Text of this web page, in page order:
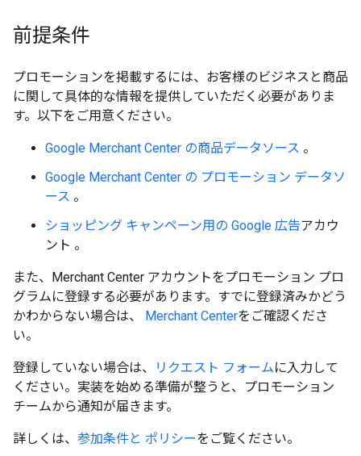
前提条件
プロモーションを掲載するには、お客様のビジネスと商品
に関して具体的な情報を提供していただく必要がありま
す。以下をご用意ください。
Google Merchant Center の商品データソース 。
Google Merchant Center の プロモーション データソ
ース 。
ショッピング キャンペーン用の Google 広告アカウ
ント 。
また、Merchant Center アカウントをプロモーション プロ
グラムに登録する必要があります。すでに登録済みかどう
かわからない場合は、 Merchant Centerをご確認くださ
い。
登録していない場合は、 リクエスト フォームに入力して
ください。実装を始める準備が整うと、プロモーション
チームから通知が届きます。
詳しくは、 参加条件と ポリシーをご覧ください。